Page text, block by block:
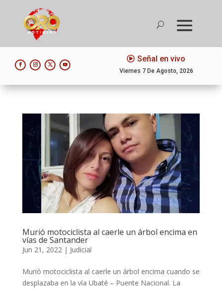
Señal en vivo
Viernes 7 De Agosto, 2026
Murió motociclista al caerle un árbol encima en
vías de Santander
Jun 21, 2022| Judicial
Murió motociclista al caerle un árbol encima cuando se
desplazaba en la vía Ubaté – Puente Nacional. La